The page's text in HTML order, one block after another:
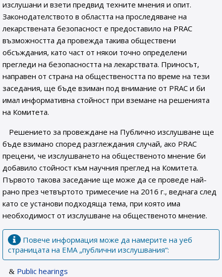
изслушани и взети предвид техните мнения и опит.
Законодателството в областта на проследяване на
лекарствената безопасност е предоставило на PRAC
възможността да провежда такива обществени
обсъждания, като част от някои точно определени
прегледи на безопасността на лекарствата. Приносът,
направен от страна на обществеността по време на тези
заседания, ще бъде взиман под внимание от PRAC и би
имал информативна стойност при вземане на решенията
на Комитета.
Решението за провеждане на Публично изслушване ще
бъде взимано според разглеждания случай, ако PRAC
прецени, че изслушването на общественото мнение би
добавило стойност към научния преглед на Комитета.
Първото такова заседание ще може да се проведе най-
рано през четвъртото тримесечие на 2016 г., веднага след
като се установи подходяща тема, при която има
необходимост от изслушване на общественото мнение.
Повече информация може да намерите на уеб
страницата на ЕМА „публични изслушвания“:
Public hearings